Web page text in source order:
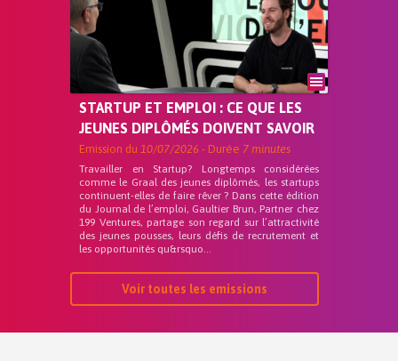
STARTUP ET EMPLOI : CE QUE LES
JEUNES DIPLÔMÉS DOIVENT SAVOIR
Emission du 10/07/2026 - Durée 7 minutes
Travailler en Startup? Longtemps considérées
comme le Graal des jeunes diplômés, les startups
continuent-elles de faire rêver ? Dans cette édition
du Journal de l’emploi, Gaultier Brun, Partner chez
199 Ventures, partage son regard sur l’attractivité
des jeunes pousses, leurs défis de recrutement et
les opportunités qu&rsquo...
Voir toutes les emissions